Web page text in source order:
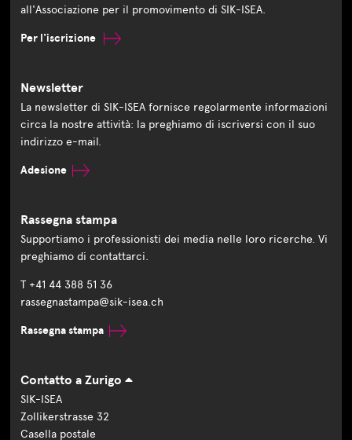
all'Associazione per il promovimento di SIK-ISEA.
Per l'iscrizione
Newsletter
La newsletter di SIK-ISEA fornisce regolarmente informazioni
circa la nostre attività: la preghiamo di iscriversi con il suo
indirizzo e-mail.
Adesione
Rassegna stampa
Supportiamo i professionisti dei media nelle loro ricerche. Vi
preghiamo di contattarci.
T +41 44 388 51 36
rassegnastampa@sik-isea.ch
Rassegna stampa
Contatto a Zurigo
SIK-ISEA
Zollikerstrasse 32
Casella postale